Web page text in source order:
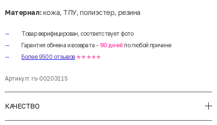
Материал:кожа, ТПУ, полиэстер, резина
Товар верифицирован, соответствует фото
Гарантия обмена и возврата - 90 дней по любой причине
Более 9500 отзывов ★★★★★
Артикул: rs-00203115
КАЧЕСТВО